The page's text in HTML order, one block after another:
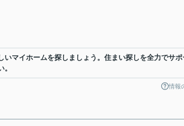
マイホームを探しましょう。住まい探しを全力でサポ
情報